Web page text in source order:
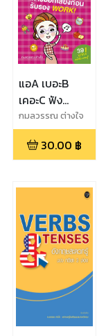
แอA เบอะB
เคอะC ฟัง
อังกฤษไม่ได้
ฟังอังกฤษไม่
ออก
กมลวรรณ ต่างใจ
30.00 ฿